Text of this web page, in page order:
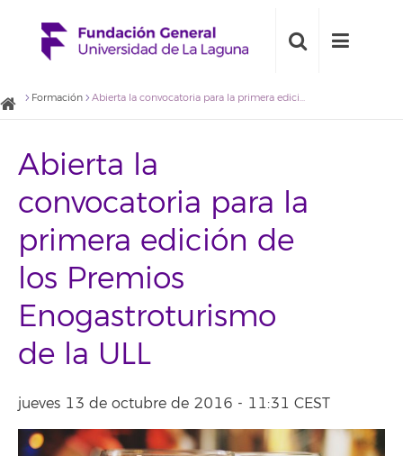
Formación Abierta la convocatoria para la primera edición de los Premios Enogastroturismo de la ULL
Abierta la
convocatoria para la
primera edición de
los Premios
Enogastroturismo
de la ULL
jueves 13 de octubre de 2016 - 11:31 CEST